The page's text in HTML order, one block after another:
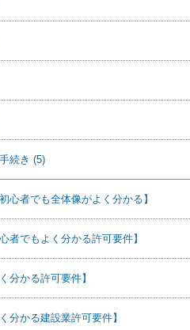
続き (5)
心者でも全体像がよく分かる】
者でもよく分かる許可要件】
分かる許可要件】
分かる建設業許可要件】